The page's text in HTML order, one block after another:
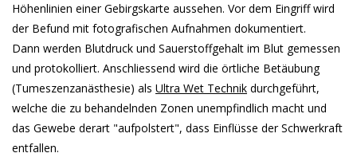
Höhenlinien einer Gebirgskarte aussehen. Vor dem Eingriff wird
der Befund mit fotografischen Aufnahmen dokumentiert.
Dann werden Blutdruck und Sauerstoffgehalt im Blut gemessen
und protokolliert. Anschliessend wird die örtliche Betäubung
(Tumeszenzanästhesie) als Ultra Wet Technik durchgeführt,
welche die zu behandelnden Zonen unempfindlich macht und
das Gewebe derart "aufpolstert", dass Einflüsse der Schwerkraft
entfallen.